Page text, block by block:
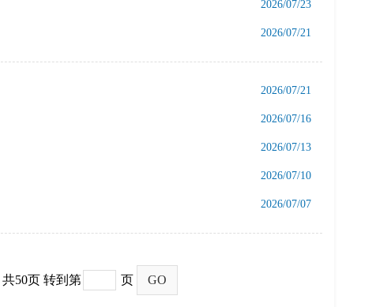
2026/07/23
2026/07/21
2026/07/21
2026/07/16
2026/07/13
2026/07/10
2026/07/07
共50页 转到第 页 GO